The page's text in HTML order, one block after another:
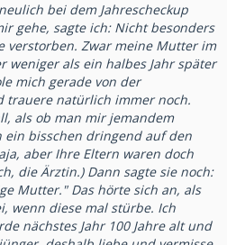
bei dem Jahrescheckup
gehe, sagte ich: Nicht besonders
verstorben. Zwar meine Mutter im
weniger als ein halbes Jahr später
mich gerade von der
trauere natürlich immer noch.
als ob man mir jemandem
bisschen dringend auf den
aber Ihre Eltern waren doch
die Ärztin.) Dann sagte sie noch:
Mutter." Das hörte sich an, als
wenn diese mal stürbe. Ich
nächstes Jahr 100 Jahre alt und